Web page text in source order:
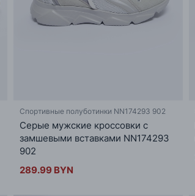
Спортивные полуботинки NN174293 902
Серые мужские кроссовки с
замшевыми вставками NN174293
902
289.99 BYN